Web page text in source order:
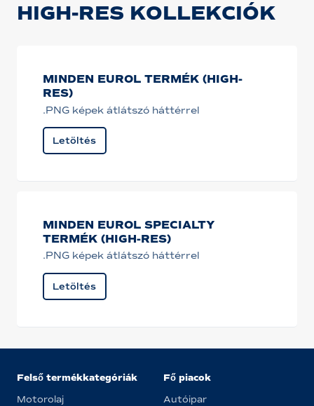
HIGH-RES KOLLEKCIÓK
MINDEN EUROL TERMÉK (HIGH-
RES)
.PNG képek átlátszó háttérrel
Letöltés
MINDEN EUROL SPECIALTY
TERMÉK (HIGH-RES)
.PNG képek átlátszó háttérrel
Letöltés
Felső termékkategóriák
Motorolaj
Fő piacok
Autóipar